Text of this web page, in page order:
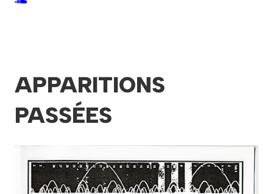
APPARITIONS
PASSÉES